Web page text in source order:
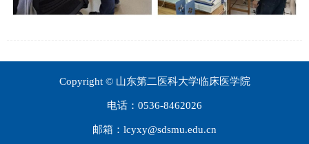
Copyright © 山东第二医科大学临床医学院
电话：0536-8462026
邮箱：lcyxy@sdsmu.edu.cn